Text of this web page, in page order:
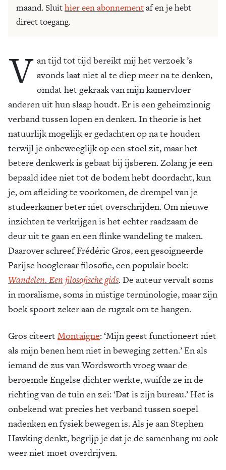
maand. Sluithier een abonnementaf en je hebt
direct toegang.
V an tijd tot tijd bereikt mij het verzoek ’s
avonds laat niet al te diep meer na te denken,
omdat het gekraak van mijn kamervloer
anderen uit hun slaap houdt. Er is een geheimzinnig
verband tussen lopen en denken. In theorie is het
natuurlijk mogelijk er gedachten op na te houden
terwijl je onbeweeglijk op een stoel zit, maar het
betere denkwerk is gebaat bij ijsberen. Zolang je een
bepaald idee niet tot de bodem hebt doordacht, kun
je, om afleiding te voorkomen, de drempel van je
studeerkamer beter niet overschrijden. Om nieuwe
inzichten te verkrijgen is het echter raadzaam de
deur uit te gaan en een flinke wandeling te maken.
Daarover schreef Frédéric Gros, een gesoigneerde
Parijse hoogleraar filosofie, een populair boek:
Wandelen. Een filosofische gids. De auteur vervalt soms
in moralisme, soms in mistige terminologie, maar zijn
boek spoort zeker aan de rugzak om te hangen.
Gros citeert Montaigne: ‘Mijn geest functioneert niet
als mijn benen hem niet in beweging zetten.’ En als
iemand de zus van Wordsworth vroeg waar de
beroemde Engelse dichter werkte, wuifde ze in de
richting van de tuin en zei: ‘Dat is zijn bureau.’ Het is
onbekend wat precies het verband tussen soepel
nadenken en fysiek bewegen is. Als je aan Stephen
Hawking denkt, begrijp je dat je de samenhang nu ook
weer niet moet overdrijven.